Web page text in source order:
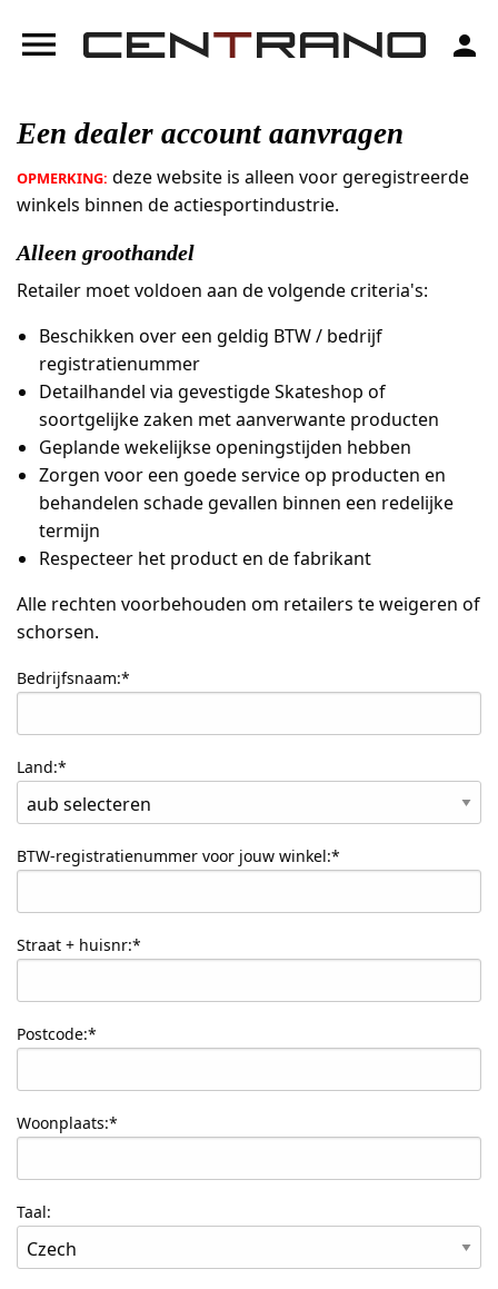
menu person
Een dealer account aanvragen
OPMERKING: deze website is alleen voor geregistreerde
winkels binnen de actiesportindustrie.
Alleen groothandel
Retailer moet voldoen aan de volgende criteria's:
Beschikken over een geldig BTW / bedrijf
registratienummer
Detailhandel via gevestigde Skateshop of
soortgelijke zaken met aanverwante producten
Geplande wekelijkse openingstijden hebben
Zorgen voor een goede service op producten en
behandelen schade gevallen binnen een redelijke
termijn
Respecteer het product en de fabrikant
Alle rechten voorbehouden om retailers te weigeren of
schorsen.
Bedrijfsnaam:*
Land:*
BTW-registratienummer voor jouw winkel:*
Straat + huisnr:*
Postcode:*
Woonplaats:*
Taal: